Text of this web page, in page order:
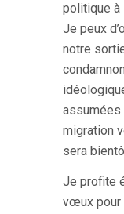
politique à
Je peux
notre
assumées
migration
sera
Je profite
vœux pour